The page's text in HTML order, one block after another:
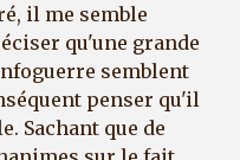
il me semble
qu'une grande
semblent
penser qu'il
Sachant que de